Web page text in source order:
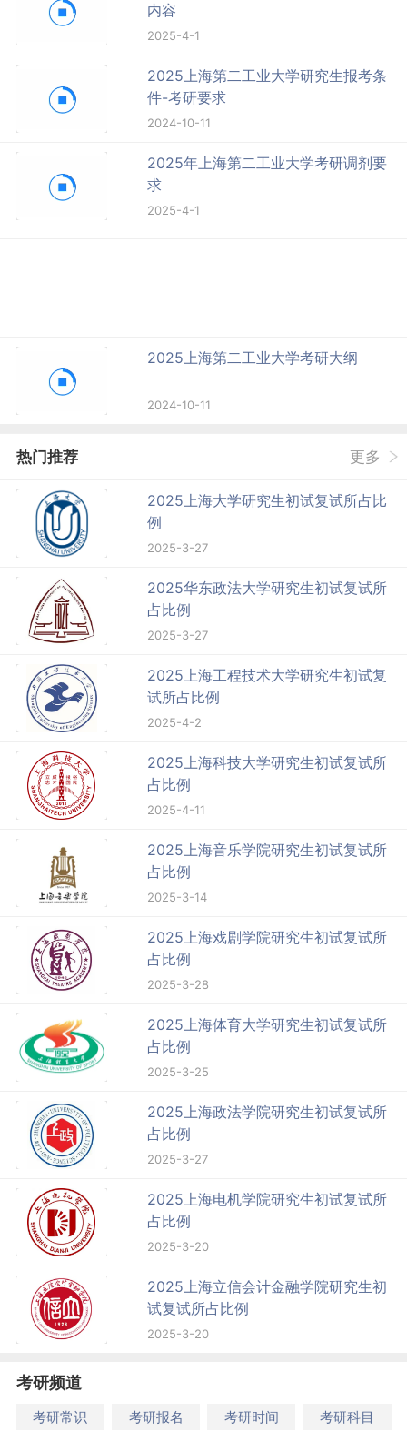
内容
2025-4-1
2025上海第二工业大学研究生报考条
件-考研要求
2024-10-11
2025年上海第二工业大学考研调剂要
求
2025-4-1
2025上海第二工业大学考研大纲
2024-10-11
热门推荐 更多
2025上海大学研究生初试复试所占比
例
2025-3-27
2025华东政法大学研究生初试复试所
占比例
2025-3-27
2025上海工程技术大学研究生初试复
试所占比例
2025-4-2
2025上海科技大学研究生初试复试所
占比例
2025-4-11
2025上海音乐学院研究生初试复试所
占比例
2025-3-14
2025上海戏剧学院研究生初试复试所
占比例
2025-3-28
2025上海体育大学研究生初试复试所
占比例
2025-3-25
2025上海政法学院研究生初试复试所
占比例
2025-3-27
2025上海电机学院研究生初试复试所
占比例
2025-3-20
2025上海立信会计金融学院研究生初
试复试所占比例
2025-3-20
考研频道
考研常识 考研报名 考研时间 考研科目